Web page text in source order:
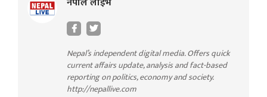
Nepal’s independent digital media. Offers quick
current affairs update, analysis and fact-based
reporting on politics, economy and society.
http://nepallive.com